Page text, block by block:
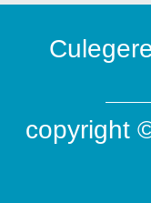
copyright